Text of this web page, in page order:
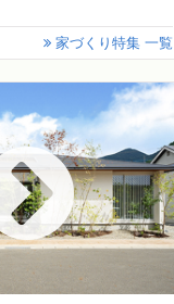
家づくり特集 一覧